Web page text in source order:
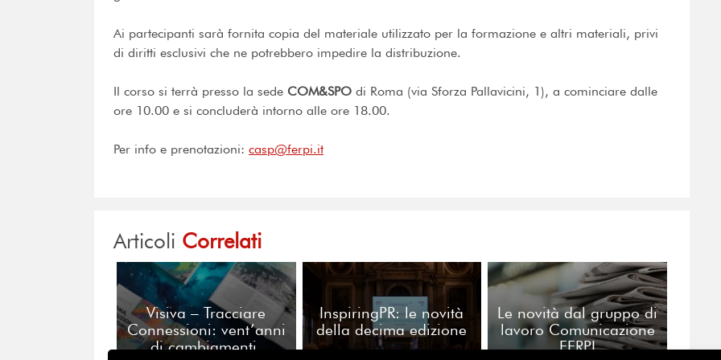
Ai partecipanti sarà fornita copia del materiale utilizzato per la formazione e altri materiali, privi
di diritti esclusivi che ne potrebbero impedire la distribuzione.
Il corso si terrà presso la sede COM&SPO di Roma (via Sforza Pallavicini, 1), a cominciare dalle
ore 10.00 e si concluderà intorno alle ore 18.00.
Per info e prenotazioni: casp@ferpi.it
Articoli Correlati
Visiva – Tracciare
Connessioni: vent’anni
di cambiamenti,
InspiringPR: le novità
della decima edizione
Le novità dal gruppo di
lavoro Comunicazione
FERPI